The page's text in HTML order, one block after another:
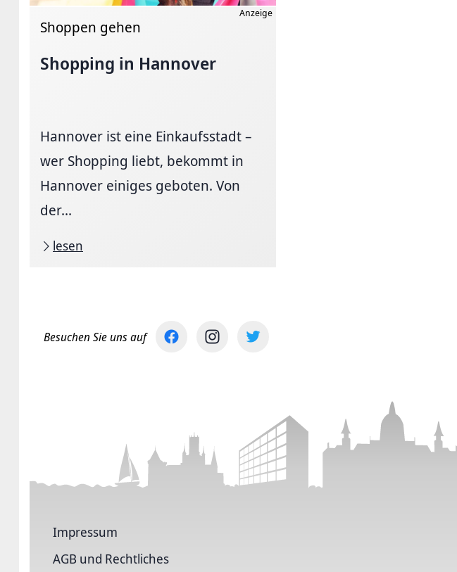
Anzeige
Shoppen gehen
Shopping in Hannover
Hannover ist eine Einkaufsstadt –
wer Shopping liebt, bekommt in
Hannover einiges geboten. Von
der...
lesen
Besuchen Sie uns auf
Impressum
AGB und Rechtliches